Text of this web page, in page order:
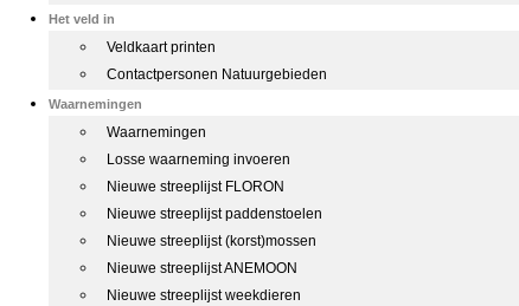
Het veld in
Veldkaart printen
Contactpersonen Natuurgebieden
Waarnemingen
Waarnemingen
Losse waarneming invoeren
Nieuwe streeplijst FLORON
Nieuwe streeplijst paddenstoelen
Nieuwe streeplijst (korst)mossen
Nieuwe streeplijst ANEMOON
Nieuwe streeplijst weekdieren